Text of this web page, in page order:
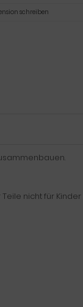
schreiben
nicht für